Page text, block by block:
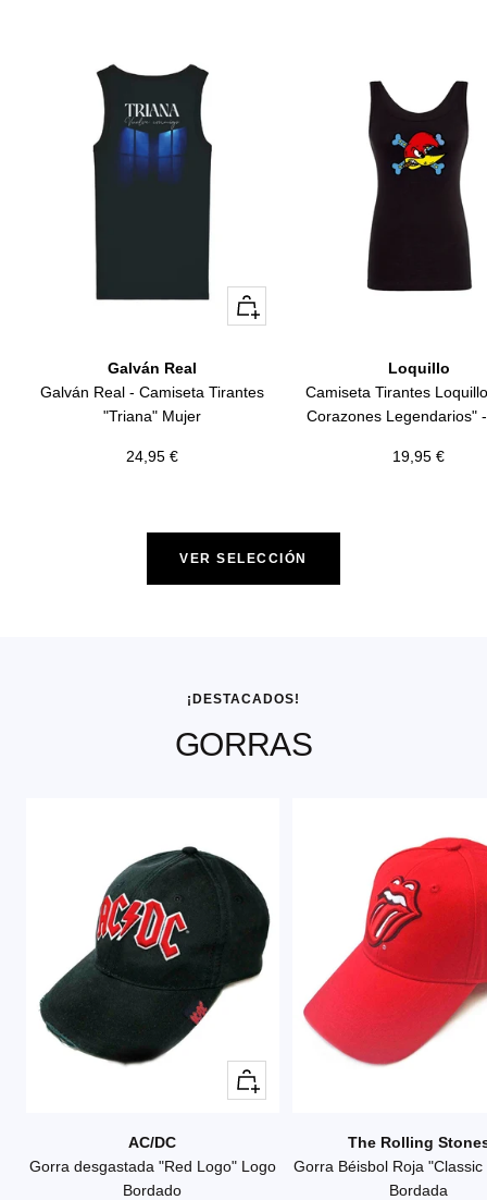
Vista
rápida
Galván Real
Galván Real - Camiseta Tirantes
"Triana" Mujer
Precio
24,95 €
Loquillo
Camiseta Tirantes
Corazones Legendarios"
Precio
19,95 €
VER SELECCIÓN
¡DESTACADOS!
GORRAS
+
Añadir
AC/DC
Gorra desgastada "Red Logo" Logo
Bordado
The Rolling
Gorra Béisbol Roja "Classic
Bordada